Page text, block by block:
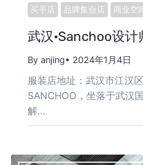
买手店 品牌集合店 商业空
武汉·Sanchoo设计
By anjing• 2024年1月4日
服装店地址：武汉市江汉
SANCHOO，坐落于武汉
解…